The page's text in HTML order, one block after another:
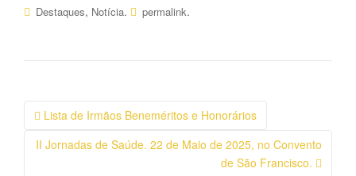
Destaques, Notícia. permalink.
Navegação
da
Postagem
Lista de Irmãos Beneméritos e Honorários
II Jornadas de Saúde. 22 de Maio de 2025, no Convento
de São Francisco.